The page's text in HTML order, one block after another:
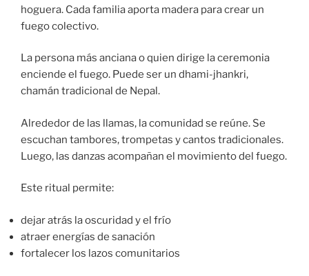
hoguera. Cada familia aporta madera para crear un
fuego colectivo.
La persona más anciana o quien dirige la ceremonia
enciende el fuego. Puede ser un dhami-jhankri,
chamán tradicional de Nepal.
Alrededor de las llamas, la comunidad se reúne. Se
escuchan tambores, trompetas y cantos tradicionales.
Luego, las danzas acompañan el movimiento del fuego.
Este ritual permite:
dejar atrás la oscuridad y el frío
atraer energías de sanación
fortalecer los lazos comunitarios